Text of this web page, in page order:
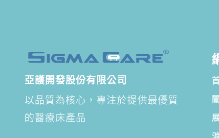
亞護開發股份有限公司
以品質為核心，專注於提供最優質
的醫療床產品